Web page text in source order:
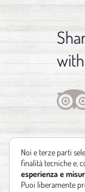
Noi e terze parti
finalità tecniche e,
esperienza e
Puoi liberamente